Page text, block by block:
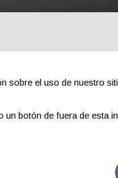
SOBRE NOSOTROS
sobre el uso de nuestro
botón de fuera de esta